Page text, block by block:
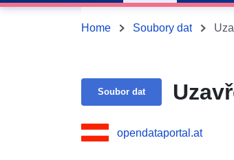
Home Soubory dat
Soubor dat
opendataportal.at